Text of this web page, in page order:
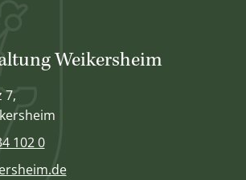
Weikersheim
7,
102 0